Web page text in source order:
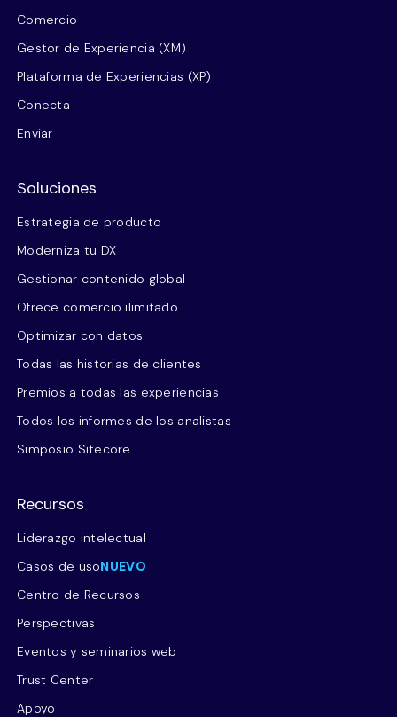
Comercio
Gestor de Experiencia (XM)
Plataforma de Experiencias (XP)
Conecta
Enviar
Soluciones
Estrategia de producto
Moderniza tu DX
Gestionar contenido global
Ofrece comercio ilimitado
Optimizar con datos
Todas las historias de clientes
Premios a todas las experiencias
Todos los informes de los analistas
Simposio Sitecore
Recursos
Liderazgo intelectual
Casos de usoNUEVO
Centro de Recursos
Perspectivas
Eventos y seminarios web
Trust Center
Apoyo